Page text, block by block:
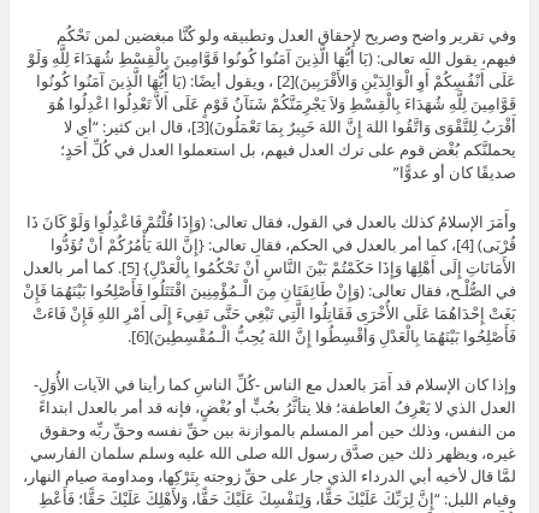
وفي تقرير واضح وصريح لإحقاق العدل وتطبيقه ولو كُنَّا مبغضين لمن نَحْكُم
فيهم، يقول الله تعالى: (يَا أَيُّهَا الَّذِينَ آمَنُوا كُونُوا قَوَّامِينَ بِالْقِسْطِ شُهَدَاءَ لِلَّهِ وَلَوْ
عَلَى أَنْفُسِكُمْ أَوِ الْوَالِدَيْنِ وَالأَقْرَبِينَ)[2] ، ويقول أيضًا: (يَا أَيُّهَا الَّذِينَ آمَنُوا كُونُوا
قَوَّامِينَ لِلَّهِ شُهَدَاءَ بِالْقِسْطِ وَلاَ يَجْرِمَنَّكُمْ شَنَآنُ قَوْمٍ عَلَى أَلاَّ تَعْدِلُوا اعْدِلُوا هُوَ
أَقْرَبُ لِلتَّقْوَى وَاتَّقُوا اللهَ إِنَّ اللهَ خَبِيرٌ بِمَا تَعْمَلُونَ)[3]، قال ابن كثير: “أي لا
يحملنَّكم بُغْض قوم على ترك العدل فيهم، بل استعملوا العدل في كُلِّ أَحَدٍ؛
صديقًا كان أو عدوًّا”
وأَمَرَ الإسلامُ كذلك بالعدل في القول، فقال تعالى: (وَإِذَا قُلْتُمْ فَاعْدِلُوا وَلَوْ كَانَ ذَا
قُرْبَى) [4]، كما أمر بالعدل في الحكم، فقال تعالى: {إِنَّ اللهَ يَأْمُرُكُمْ أَنْ تُؤَدُّوا
الأَمَانَاتِ إِلَى أَهْلِهَا وَإِذَا حَكَمْتُمْ بَيْنَ النَّاسِ أَنْ تَحْكُمُوا بِالْعَدْلِ} [5]. كما أمر بالعدل
في الصُّلْـح، فقال تعالى: (وَإِنْ طَائِفَتَانِ مِنَ الْـمُؤْمِنِينَ اقْتَتَلُوا فَأَصْلِحُوا بَيْنَهُمَا فَإِنْ
بَغَتْ إِحْدَاهُمَا عَلَى الأُخْرَى فَقَاتِلُوا الَّتِي تَبْغِي حَتَّى تَفِيءَ إِلَى أَمْرِ اللهِ فَإِنْ فَاءَتْ
فَأَصْلِحُوا بَيْنَهُمَا بِالْعَدْلِ وَأَقْسِطُوا إِنَّ اللهَ يُحِبُّ الْـمُقْسِطِينَ)[6].
وإذا كان الإسلام قد أَمَرَ بالعدل مع الناس -كُلِّ الناسِ كما رأينا في الآيات الأُوَلِ-
العدل الذي لا يَعْرِفُ العاطفة؛ فلا يتأثَّرُ بحُبٍّ أو بُغْضٍ، فإنه قد أمر بالعدل ابتداءً
من النفس، وذلك حين أمر المسلم بالموازنة بين حقِّ نفسه وحقِّ ربِّه وحقوق
غيره، ويظهر ذلك حين صدَّق رسول الله صلى الله عليه وسلم سلمان الفارسي
لمَّا قال لأخيه أبي الدرداء الذي جار على حقِّ زوجته بِتَرْكِها، ومداومة صيام النهار،
وقيام الليل: “إِنَّ لِرَبِّكَ عَلَيْكَ حَقًّا، وَلِنَفْسِكَ عَلَيْكَ حَقًّا، وَلأَهْلِكَ عَلَيْكَ حَقًّا؛ فَأَعْطِ